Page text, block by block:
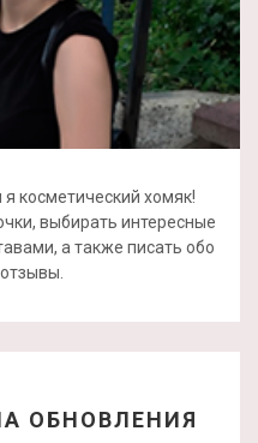
косметический хомяк!
выбирать интересные
а также писать обо
ОБНОВЛЕНИЯ